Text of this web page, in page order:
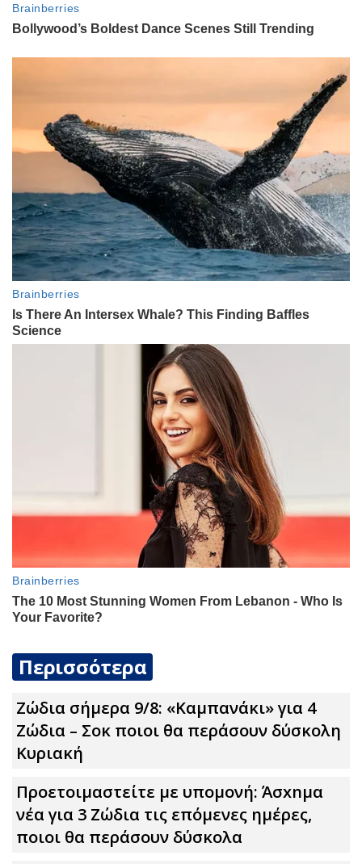
Περισσότερα
Ζώδια σήμερα 9/8: «Καμπανάκι» για 4
Zώδια – Σoκ ποιοι θα περάσουν δύσκολη
Κυριακή
Προετοιμαστείτε με υπομονή: Άσxnμα
νέα για 3 Zώδια τις επόμενες ημέρες,
ποιοι θα περάσουν δύσκολα